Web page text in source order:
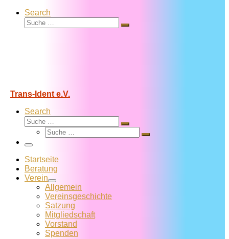
Search
Suche
Suche
Trans-Ident e.V.
Search
Suche
Suche
Suche
Suche
Menü
Startseite
Beratung
Verein
Allgemein
Vereins­geschichte
Satzung
Mitglied­schaft
Vorstand
Spenden